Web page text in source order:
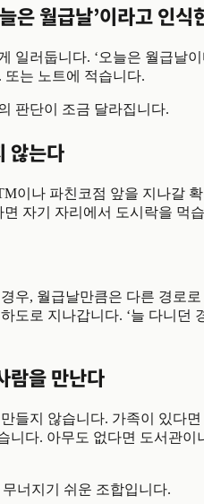
은 월급날’이라고 인식
일러둡니다. ‘오늘은 월급날
또는 노트에 적습니다.
판단이 조금 달라집니다.
않는다
이나 파친코점 앞을 지나갈
자기 자리에서 도시락을 먹
우, 월급날만큼은 다른 경로
도로 지나갑니다. ‘늘 다니던
람을 만난다
들지 않습니다. 가족이 있다
니다. 아무도 없다면 도서관이
너지기 쉬운 조합입니다.